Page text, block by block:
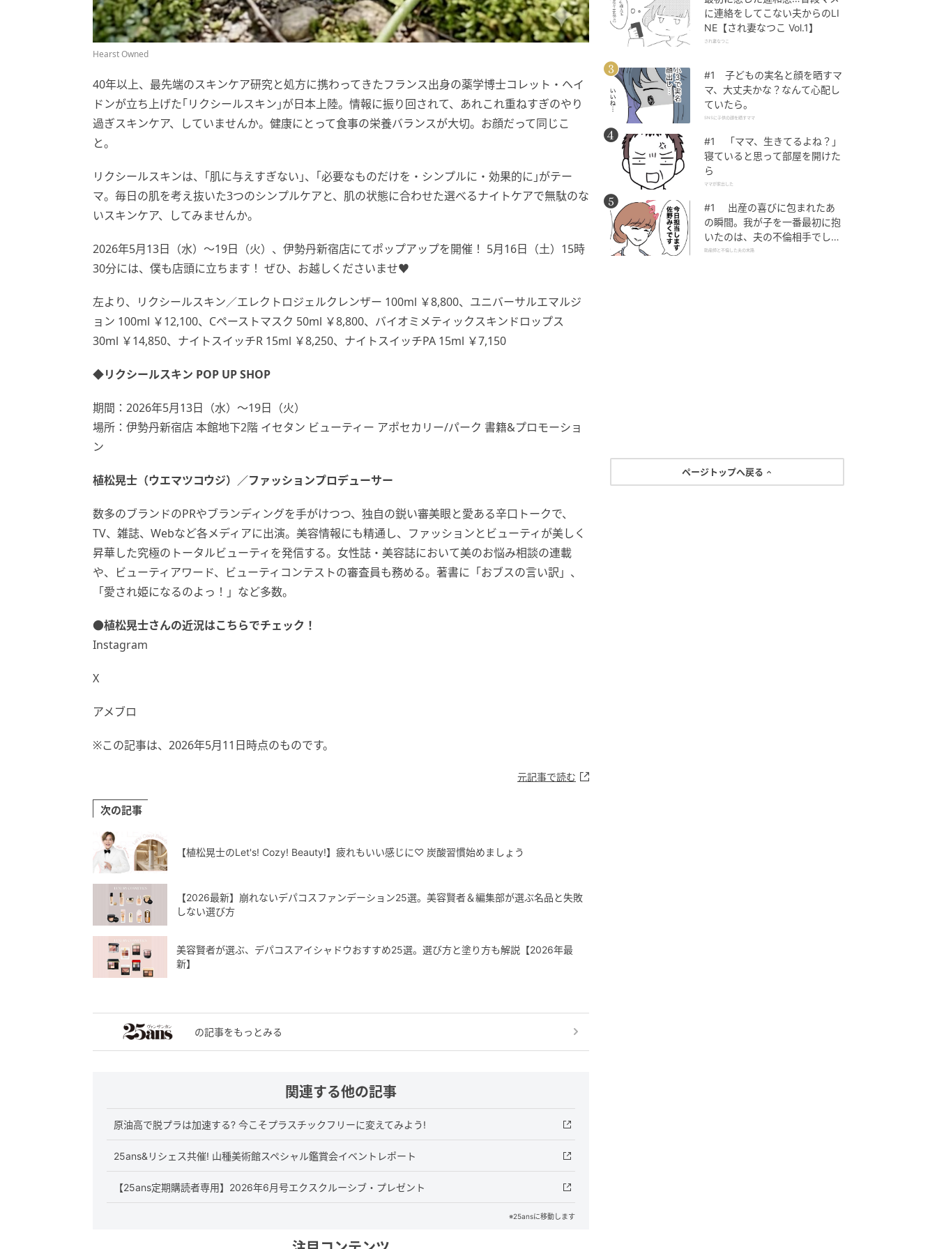
Hearst Owned
40年以上、最先端のスキンケア研究と処方に携わってきたフランス出身の薬学博士コレット・ヘイ
ドンが立ち上げた｢リクシールスキン｣が日本上陸。情報に振り回されて、あれこれ重ねすぎのやり
過ぎスキンケア、していませんか。健康にとって食事の栄養バランスが大切。お顔だって同じこ
と。
リクシールスキンは、｢肌に与えすぎない｣、｢必要なものだけを・シンプルに・効果的に｣がテー
マ。毎日の肌を考え抜いた3つのシンプルケアと、肌の状態に合わせた選べるナイトケアで無駄のな
いスキンケア、してみませんか。
2026年5月13日（水）～19日（火）、伊勢丹新宿店にてポップアップを開催！ 5月16日（土）15時
30分には、僕も店頭に立ちます！ ぜひ、お越しくださいませ♥️
左より、リクシールスキン／エレクトロジェルクレンザー 100ml ￥8,800、ユニバーサルエマルジ
ョン 100ml ￥12,100、Cペーストマスク 50ml ￥8,800、バイオミメティックスキンドロップス
30ml ￥14,850、ナイトスイッチR 15ml ￥8,250、ナイトスイッチPA 15ml ￥7,150
◆リクシールスキン POP UP SHOP
期間：2026年5月13日（水）～19日（火）
場所：伊勢丹新宿店 本館地下2階 イセタン ビューティー アポセカリー/パーク 書籍&プロモーショ
ン
植松晃士（ウエマツコウジ）／ファッションプロデューサー
数多のブランドのPRやブランディングを手がけつつ、独自の鋭い審美眼と愛ある辛口トークで、
TV、雑誌、Webなど各メディアに出演。美容情報にも精通し、ファッションとビューティが美しく
昇華した究極のトータルビューティを発信する。女性誌・美容誌において美のお悩み相談の連載
や、ビューティアワード、ビューティコンテストの審査員も務める。著書に「おブスの言い訳」、
「愛され姫になるのよっ！」など多数。
●植松晃士さんの近況はこちらでチェック！
Instagram
X
アメブロ
※この記事は、2026年5月11日時点のものです。
元記事で読む
次の記事
【植松晃士のLet's! Cozy! Beauty!】疲れもいい感じに♡ 炭酸習慣始めましょう
【2026最新】崩れないデパコスファンデーション25選。美容賢者＆編集部が選ぶ名品と失敗
しない選び方
美容賢者が選ぶ、デパコスアイシャドウおすすめ25選。選び方と塗り方も解説【2026年最
新】
の記事をもっとみる
関連する他の記事
原油高で脱プラは加速する? 今こそプラスチックフリーに変えてみよう!
25ans&リシェス共催! 山種美術館スペシャル鑑賞会イベントレポート
【25ans定期購読者専用】2026年6月号エクスクルーシブ・プレゼント
※25ansに移動します
に連絡をしてこない夫からのLI
NE【され妻なつこ Vol.1】
され妻なつこ
#1 子どもの実名と顔を晒すマ
マ、大丈夫かな？なんて心配し
ていたら。
SNSに子供の顔を晒すママ
#1 「ママ、生きてるよね？」
寝ていると思って部屋を開けた
ら
ママが家出した
#1 出産の喜びに包まれたあ
の瞬間。我が子を一番最初に抱
いたのは、夫の不倫相手でし
た。
助産師と不倫した夫の末路
ページトップへ戻る